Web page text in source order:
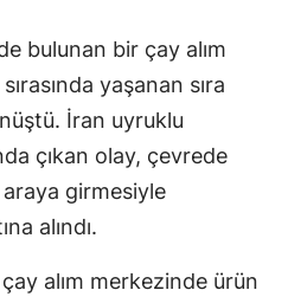
bulunan bir çay alım
yaşanan sıra
İran uyruklu
çıkan olay, çevrede
girmesiyle
alındı.
alım merkezinde ürün